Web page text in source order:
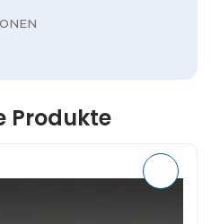
Produkte